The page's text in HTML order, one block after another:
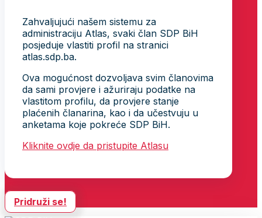
Zahvaljujući našem sistemu za
administraciju Atlas, svaki član SDP BiH
posjeduje vlastiti profil na stranici
atlas.sdp.ba.
Ova mogućnost dozvoljava svim članovima
da sami provjere i ažuriraju podatke na
vlastitom profilu, da provjere stanje
plaćenih članarina, kao i da učestvuju u
anketama koje pokreće SDP BiH.
Kliknite ovdje da pristupite Atlasu
Pridruži se!